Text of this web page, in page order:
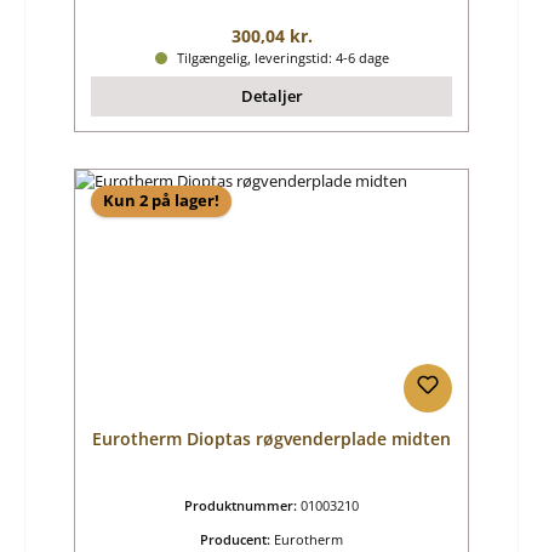
Almindelig pris:
300,04 kr.
Tilgængelig, leveringstid: 4-6 dage
Detaljer
Kun 2 på lager!
Eurotherm Dioptas røgvenderplade midten
Produktnummer: 01003210
Producent: Eurotherm